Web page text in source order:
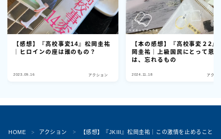
Follow Me
【感想】『高校事変14』松岡圭祐
｜ヒロインの座は誰のもの？
2023.09.16 アクション
【本の感想】『高校事変２2』
岡圭祐｜上級国民にとって恩と
は、忘れるもの
2024.11.18 アクシ
HOME ＞ アクション ＞ 【感想】『JKⅢ』松岡圭祐｜この激情を止めることは